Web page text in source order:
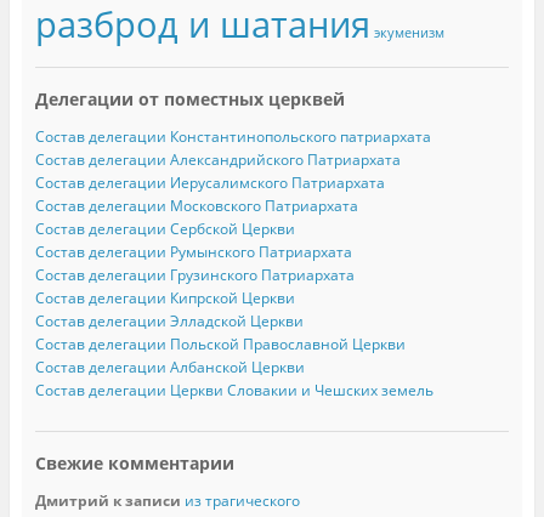
разброд и шатания экуменизм
Делегации от поместных церквей
Состав делегации Константинопольского патриархата
Состав делегации Александрийского Патриархата
Состав делегации Иерусалимского Патриархата
Состав делегации Московского Патриархата
Состав делегации Сербской Церкви
Состав делегации Румынского Патриархата
Состав делегации Грузинского Патриархата
Состав делегации Кипрской Церкви
Состав делегации Элладской Церкви
Состав делегации Польской Православной Церкви
Состав делегации Албанской Церкви
Состав делегации Церкви Словакии и Чешских земель
Свежие комментарии
Дмитрий к записи из трагического